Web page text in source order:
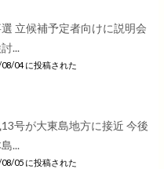
立候補予定者向けに説明会
討...
04 に投稿された
号が大東島地方に接近 今後
...
05 に投稿された